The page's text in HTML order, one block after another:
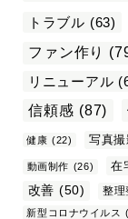
トラブル (63)
ファン作り
リニューアル
信頼感 (87)
健康 (22) 写真撮
動画制作 (26) 在
改善 (50) 整理
新型コロナウイルス